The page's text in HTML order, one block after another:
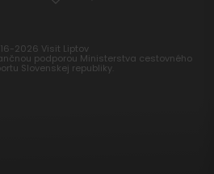
2026 Visit Liptov
podporou Ministerstva cestovného
Slovenskej republiky.